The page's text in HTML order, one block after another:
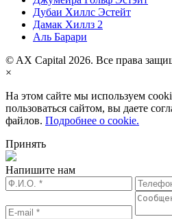
Дубаи Хиллс Эстейт
Дамак Хиллз 2
Аль Барари
© AX Capital 2026. Все права
×
На этом сайте мы используем
пользоваться сайтом, вы даете
файлов. Подробнее о cookie.
Принять
Напишите нам